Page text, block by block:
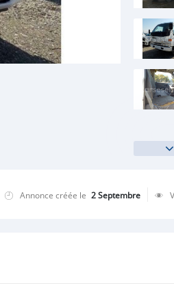
Annonce créée le 2 Septembre